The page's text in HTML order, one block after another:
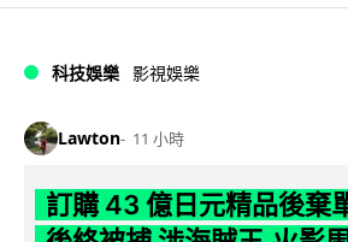
科技娛樂 影視娛樂
Lawton 11 小時
訂購 43 億日元精品後棄